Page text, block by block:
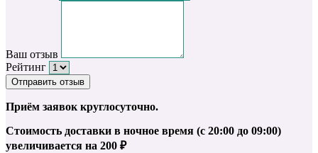
Ваш отзыв
Рейтинг
Отправить отзыв
Приём заявок круглосуточно.
Стоимость доставки в ночное время (с 20:00 до 09:00)
увеличивается на 200 ₽